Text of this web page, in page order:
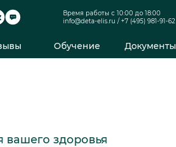
Время работы с 10:00 до 18:00
info@deta-elis.ru / +7 (495) 981-91-62
Обучение Документы
вашего здоровья